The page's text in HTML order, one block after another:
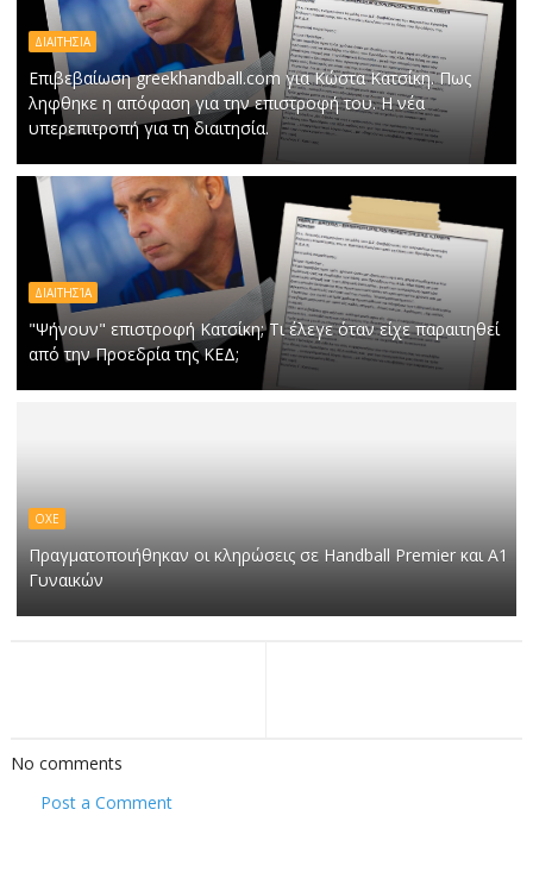
ΔΙΑΙΤΗΣΙΑ
Επιβεβαίωση greekhandball.com για Κώστα Κατσίκη. Πως
ληφθηκε η απόφαση για την επιστροφή του. Η νέα
υπερεπιτροπή για τη διαιτησία.
ΔΙΑΙΤΗΣΊΑ
"Ψήνουν" επιστροφή Κατσίκη; Τι έλεγε όταν είχε παραιτηθεί
από την Προεδρία της ΚΕΔ;
ΟΧΕ
Πραγματοποιήθηκαν οι κληρώσεις σε Handball Premier και Α1
Γυναικών
No comments
Post a Comment